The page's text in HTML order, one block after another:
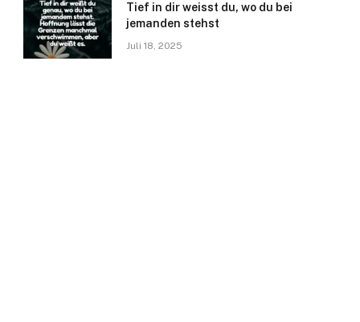
Tief in dir weisst du, wo du bei
jemanden stehst
Juli 18, 2025